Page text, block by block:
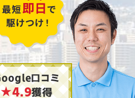
口コミ
★4.9獲得